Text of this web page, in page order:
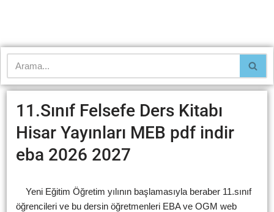
11.Sınıf Felsefe Ders Kitabı
Hisar Yayınları MEB pdf indir
eba 2026 2027
Yeni Eğitim Öğretim yılının başlamasıyla beraber 11.sınıf
öğrencileri ve bu dersin öğretmenleri EBA ve OGM web